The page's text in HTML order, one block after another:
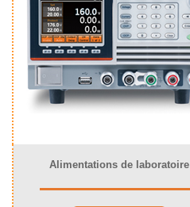
Alimentations de laboratoire